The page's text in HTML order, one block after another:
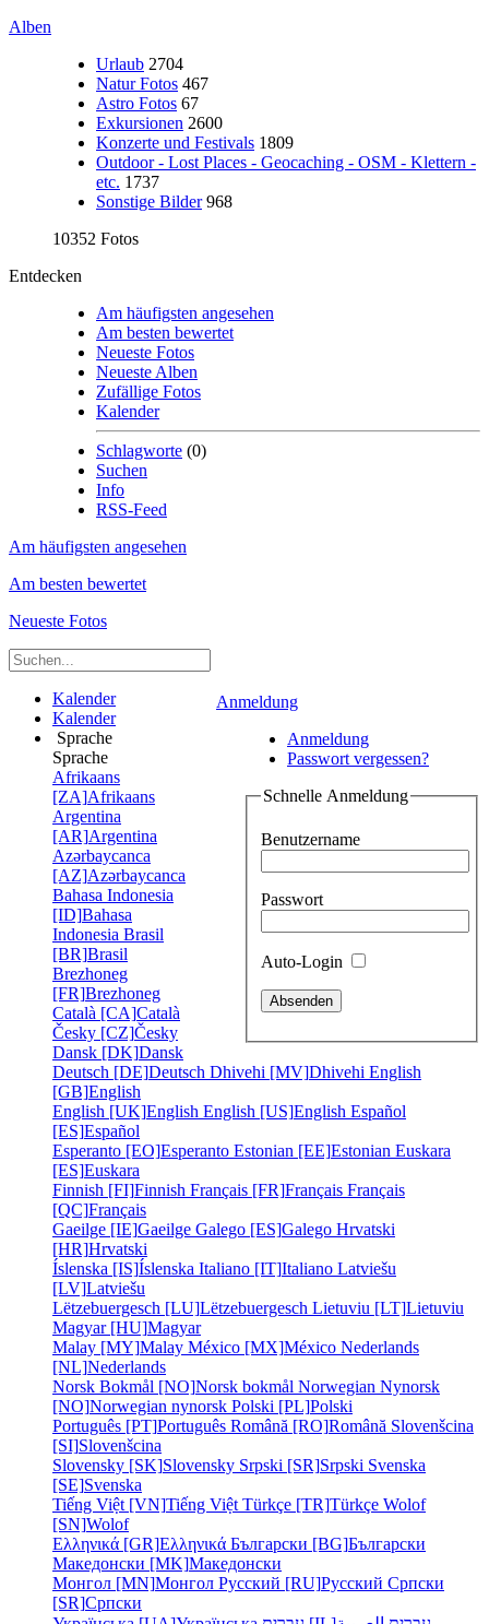
Alben
Urlaub 2704
Natur Fotos 467
Astro Fotos 67
Exkursionen 2600
Konzerte und Festivals 1809
Outdoor - Lost Places - Geocaching - OSM - Klettern -
etc. 1737
Sonstige Bilder 968
10352 Fotos
Entdecken
Am häufigsten angesehen
Am besten bewertet
Neueste Fotos
Neueste Alben
Zufällige Fotos
Kalender
Schlagworte (0)
Suchen
Info
RSS-Feed
Am häufigsten angesehen
Am besten bewertet
Neueste Fotos
Anmeldung
Anmeldung
Passwort vergessen?
Schnelle Anmeldung
Benutzername
Passwort
Auto-Login
Kalender
Kalender
Sprache
Sprache
Afrikaans
[ZA]Afrikaans
Argentina
[AR]Argentina
Azərbaycanca
[AZ]Azərbaycanca
Bahasa Indonesia
[ID]Bahasa
Indonesia Brasil
[BR]Brasil
Brezhoneg
[FR]Brezhoneg
Català [CA]Català
Česky [CZ]Česky
Dansk [DK]Dansk
Deutsch [DE]Deutsch Dhivehi [MV]Dhivehi English
[GB]English
English [UK]English English [US]English Español
[ES]Español
Esperanto [EO]Esperanto Estonian [EE]Estonian Euskara
[ES]Euskara
Finnish [FI]Finnish Français [FR]Français Français
[QC]Français
Gaeilge [IE]Gaeilge Galego [ES]Galego Hrvatski
[HR]Hrvatski
Íslenska [IS]Íslenska Italiano [IT]Italiano Latviešu
[LV]Latviešu
Lëtzebuergesch [LU]Lëtzebuergesch Lietuviu [LT]Lietuviu
Magyar [HU]Magyar
Malay [MY]Malay México [MX]México Nederlands
[NL]Nederlands
Norsk Bokmål [NO]Norsk bokmål Norwegian Nynorsk
[NO]Norwegian nynorsk Polski [PL]Polski
Português [PT]Português Română [RO]Română Slovenšcina
[SI]Slovenšcina
Slovensky [SK]Slovensky Srpski [SR]Srpski Svenska
[SE]Svenska
Tiếng Việt [VN]Tiếng Việt Türkçe [TR]Türkçe Wolof
[SN]Wolof
Ελληνικά [GR]Ελληνικά Български [BG]Български
Македонски [MK]Македонски
Монгол [MN]Монгол Русский [RU]Русский Српски
[SR]Српски